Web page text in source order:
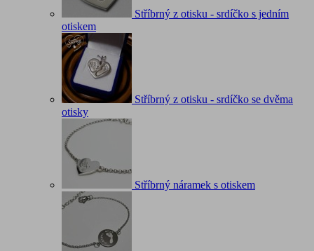
Stříbrný z otisku - srdíčko s jedním
otiskem
Stříbrný z otisku - srdíčko se dvěma
otisky
Stříbrný náramek s otiskem